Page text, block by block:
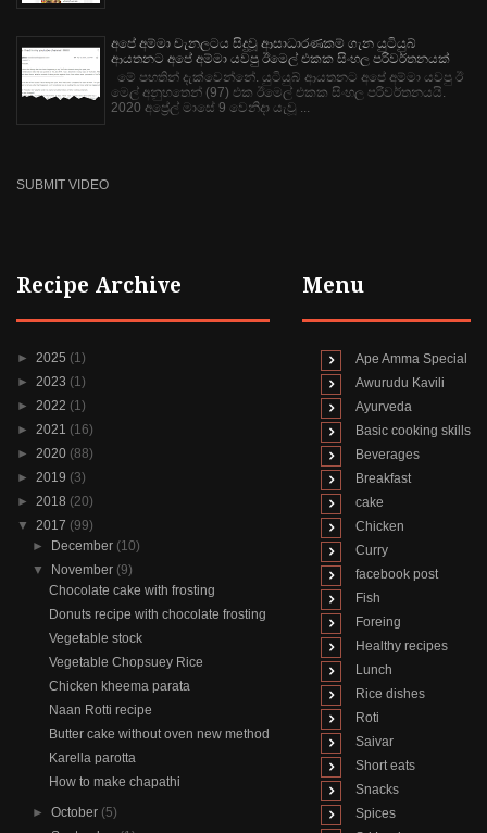
අපේ අම්මා චැනලටය සිදුවූ ආසාධාරණකම් ගැන යුටියුබ්
ආයතනට අපේ අම්මා යවපු ඊමෙල් එකක සිංහල පරිවර්තනයක්
මේ පහතින් දැක්වෙන්නේ. යුටියුබ් ආයතනට අපේ අම්මා යවපු ඊ
මෙල් අනුහතෙන් (97) එක ඊමෙල් එකක සිංහල පරිවර්තනයයි.
2020 අප්‍රේල් මාසේ 9 වෙනිදා යැවූ ...
SUBMIT VIDEO
Recipe Archive
► 2025 (1)
► 2023 (1)
► 2022 (1)
► 2021 (16)
► 2020 (88)
► 2019 (3)
► 2018 (20)
▼ 2017 (99)
► December (10)
▼ November (9)
Chocolate cake with frosting
Donuts recipe with chocolate frosting
Vegetable stock
Vegetable Chopsuey Rice
Chicken kheema parata
Naan Rotti recipe
Butter cake without oven new method
Karella parotta
How to make chapathi
►October (5)
Menu
Ape Amma Special
Awurudu Kavili
Ayurveda
Basic cooking skills
Beverages
Breakfast
cake
Chicken
Curry
facebook post
Fish
Foreing
Healthy recipes
Lunch
Rice dishes
Roti
Saivar
Short eats
Snacks
Spices